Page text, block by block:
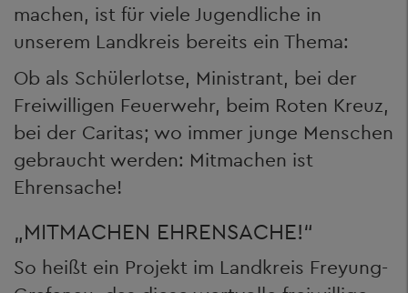
machen, ist für viele Jugendliche in
unserem Landkreis bereits ein Thema:
Ob als Schülerlotse, Ministrant, bei der
Freiwilligen Feuerwehr, beim Roten Kreuz,
bei der Caritas; wo immer junge Menschen
gebraucht werden: Mitmachen ist
Ehrensache!
„MITMACHEN EHRENSACHE!“
So heißt ein Projekt im Landkreis Freyung-